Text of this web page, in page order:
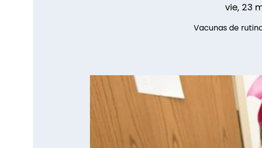
vie, 23
Vacunas de